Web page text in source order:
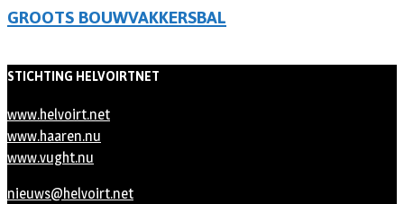
GROOTS BOUWVAKKERSBAL
STICHTING HELVOIRTNET
www.helvoirt.net
www.haaren.nu
www.vught.nu
nieuws@helvoirt.net